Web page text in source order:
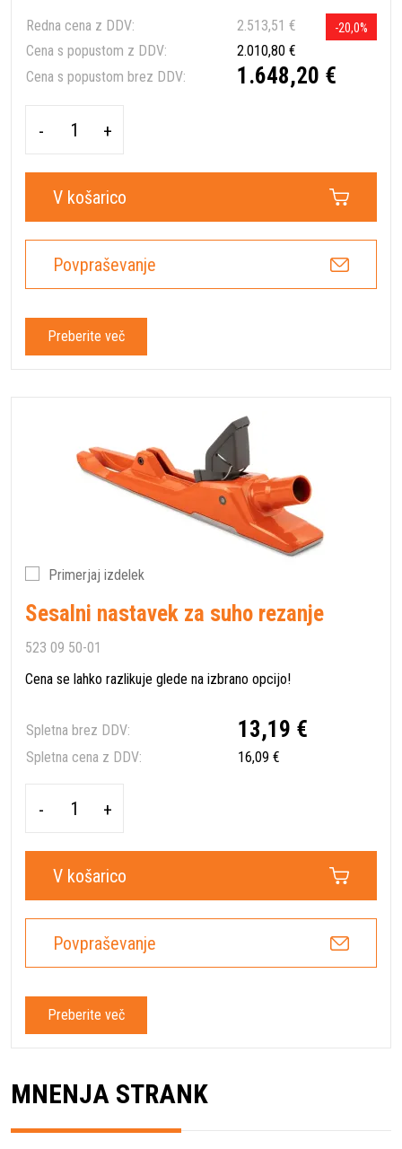
-20,0%
Redna cena z DDV:
2.513,51 €
Cena s popustom z DDV:
2.010,80 €
Cena s popustom brez DDV:
1.648,20 €
- +
V košarico
Povpraševanje
Preberite več
Primerjaj izdelek
Sesalni nastavek za suho rezanje
523 09 50-01
Cena se lahko razlikuje glede na izbrano opcijo!
Spletna brez DDV: 13,19 €
Spletna cena z DDV: 16,09 €
- +
V košarico
Povpraševanje
Preberite več
MNENJA STRANK